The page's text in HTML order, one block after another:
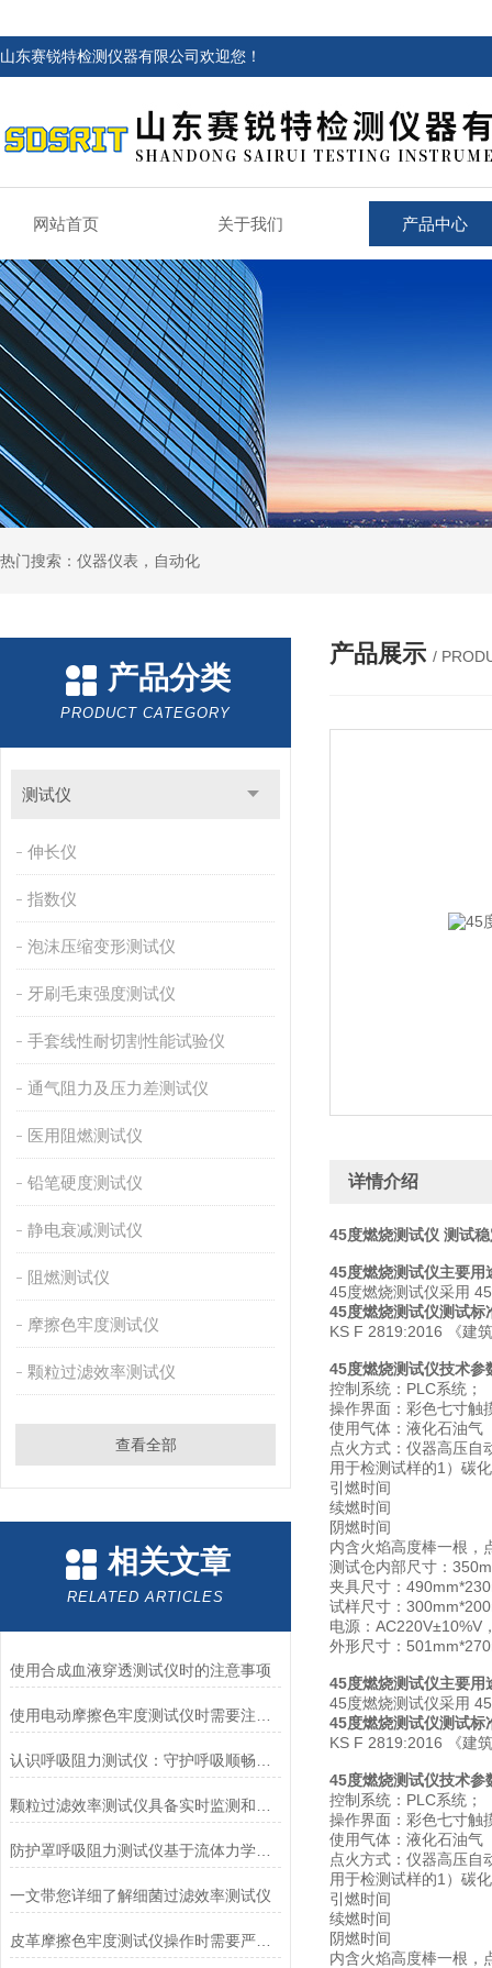
山东赛锐特检测仪器有限公司欢迎您！
网站首页 关于我们 产品中心
热门搜索：仪器仪表，自动化
产品分类
PRODUCT CATEGORY
测试仪
伸长仪
指数仪
泡沫压缩变形测试仪
牙刷毛束强度测试仪
手套线性耐切割性能试验仪
通气阻力及压力差测试仪
医用阻燃测试仪
铅笔硬度测试仪
静电衰减测试仪
阻燃测试仪
摩擦色牢度测试仪
颗粒过滤效率测试仪
查看全部
相关文章
RELATED ARTICLES
使用合成血液穿透测试仪时的注意事项
防护罩呼吸阻力测试仪基于流体力学与压力传感技术
一文带您详细了解细菌过滤效率测试仪
皮革摩擦色牢度测试仪操作时需要严格遵循规程
产品展示 /
详情介绍
45度燃烧测试仪 测试
45度燃烧测试仪主要用
45度燃烧测试仪采用
45度燃烧测试仪测试标
KS F 2819:2016 《建
45度燃烧测试仪技术参
控制系统：PLC系统；
操作界面：彩色七寸触
使用气体：液化石油气
点火方式：仪器高压自
用于检测试样的1）碳
引燃时间
续燃时间
阴燃时间
内含火焰高度棒一根，
测试仓内部尺寸：
夹具尺寸：
试样尺寸：
电源：AC220V±10%V
外形尺寸：
45度燃烧测试仪主要用
45度燃烧测试仪采用
45度燃烧测试仪测试标
KS F 2819:2016 《建
45度燃烧测试仪技术参
控制系统：PLC系统；
操作界面：彩色七寸触
使用气体：液化石油气
点火方式：仪器高压自
用于检测试样的1）碳
引燃时间
续燃时间
阴燃时间
内含火焰高度棒一根，